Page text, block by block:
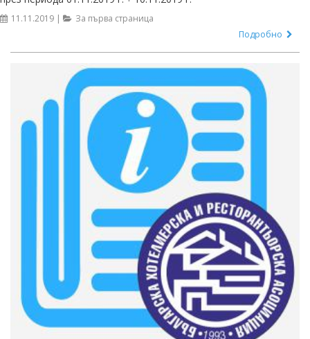
11.11.2019 |
За първа страница
Подробно